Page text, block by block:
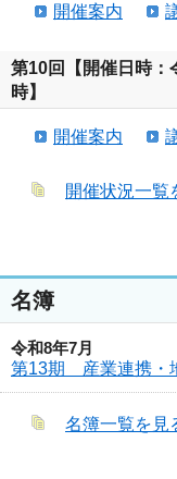
開催案内
第10回【開催日時：
時】
開催案内
開催状況一覧
名簿
令和8年7月
第13期 産業連携・
名簿一覧を見